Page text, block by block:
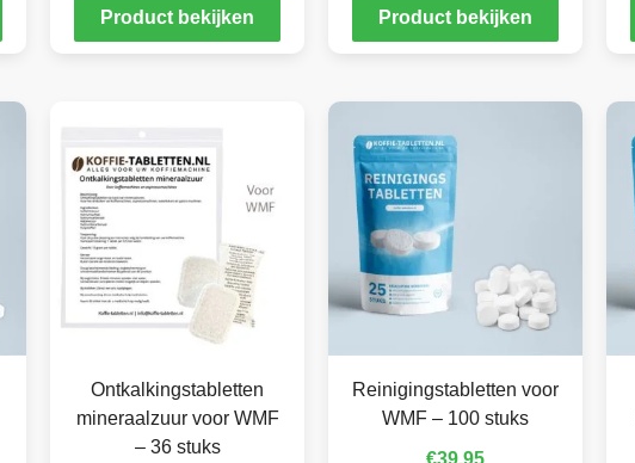
Product bekijken
Product bekijken
Ontkalkingstabletten
mineraalzuur voor WMF
– 36 stuks
Reinigingstabletten voor
WMF – 100 stuks
€39,95